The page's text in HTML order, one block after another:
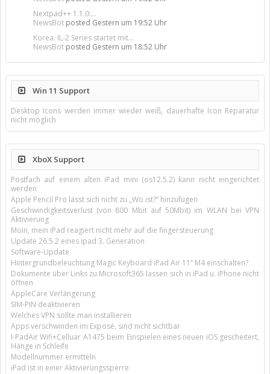
Nextpad++ 1.1.0:...
NewsBot posted Gestern um 19:52 Uhr
Korea. IL-2 Series startet mit...
NewsBot posted Gestern um 18:52 Uhr
Win 11 Support
Desktop Icons werden immer wieder weiß, dauerhafte Icon Reparatur
nicht möglich
XboX Support
Postfach auf einem alten iPad mini (os12.5.2) kann nicht eingerichtet
werden
Apple Pencil Pro lässt sich nicht zu „Wo ist?“ hinzufügen
Geschwindigkeitsverlust (von 800 Mbit auf 50Mbit) im WLAN bei VPN
Aktivierung
Moin, mein iPad reagiert nicht mehr auf die fingersteuerung
Update 26.5.2 eines ipad 3. Generation
Software-Update
Hintergrundbeleuchtung Magic Keyboard iPad Air 11’’ M4 einschalten?
Dokumente über Links zu Microsoft365 lassen sich in iPad u. iPhone nicht
öffnen
AppleCare Verlängerung
SIM-PIN deaktivieren
Welches VPN sollte man installieren
Apps verschwinden im Exposé, sind nicht sichtbar
I-PadAir Wifi+Celluar A1475 beim Einspielen eines neuen iOS gescheitert,
Hänge in Schleife
Modellnummer ermitteln
iPad ist in einer Aktivierungssperre